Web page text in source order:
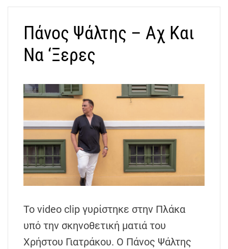
Πάνος Ψάλτης – Αχ Και
Να ‘Ξερες
Το video clip γυρίστηκε στην Πλάκα
υπό την σκηνοθετική ματιά του
Χρήστου Γιατράκου. Ο Πάνος Ψάλτης